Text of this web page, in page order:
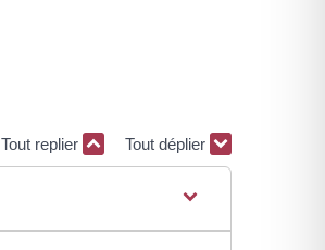
Tout replier Tout déplier